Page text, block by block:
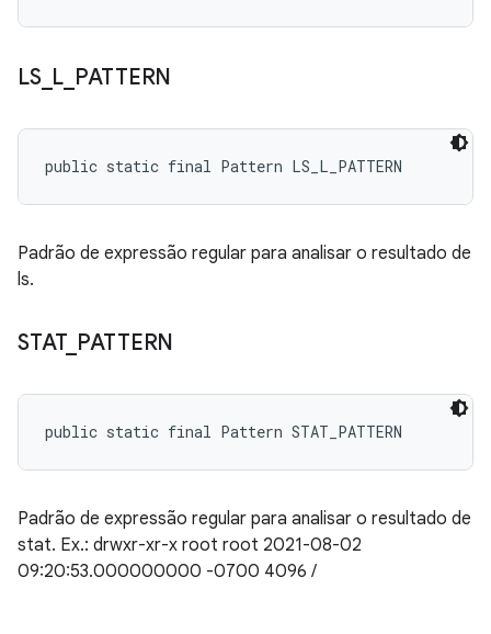
LS_ L PATTERN
public static final Pattern LS_L_PATTERN
Padrão de expressão regular para analisar o resultado de
ls.
STAT_ PATTERN
public static final Pattern STAT_PATTERN
Padrão de expressão regular para analisar o resultado de
stat. Ex.: drwxr-xr-x root root 2021-08-02
09:20:53.000000000 -0700 4096 /